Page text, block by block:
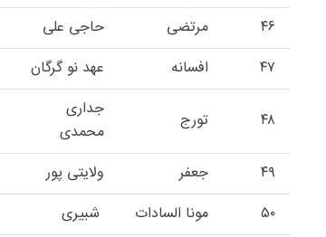
۴۶
مرتضی حاجی علی
۴۷
افسانه عهد نو گرگان
۴۸ تورج
جداری
محمدی
۴۹ جعفر ولایتی پور
۵۰
مونا السادات شبیری